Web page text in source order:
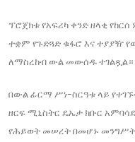
ፕሮጀክቱ የአፍሪካ ቀንድ ዘላቂ
ተቋም የጉድጓድ ቁፋሮ እና ተያያዥ
ለማስረከብ ውል መውሰዱ ተገልጿል።
በውል ፊርማ ሥነ-ስርዓቱ ላይ
ዘርፍ ሚኒስትር ዴኤታ ክቡር
የሕይወት መሠረት በመሆኑ መንግሥት